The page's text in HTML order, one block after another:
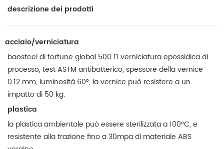
descrizione dei prodotti
acciaio/verniciatura
baosteel di fortune global 500 11 verniciatura epossidica di
processo, test ASTM antibatterico, spessore della vernice
0.12 mm, luminosità 60°, la vernice può resistere a un
impatto di 50 kg.
plastica
la plastica ambientale può essere sterilizzata a 100°C, e
resistente alla trazione fino a 30mpa di materiale ABS